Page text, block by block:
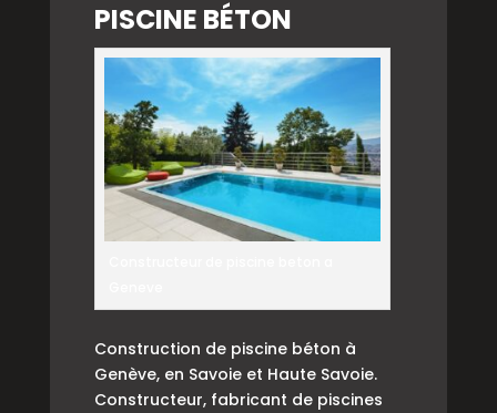
PISCINE BÉTON
Construction de piscine béton à
Genève, en Savoie et Haute Savoie.
Constructeur, fabricant de piscines